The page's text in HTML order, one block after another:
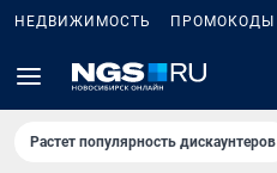
НЕДВИЖИМОСТЬ ПРОМОКОДЫ
Растет популярность дискаунтеров